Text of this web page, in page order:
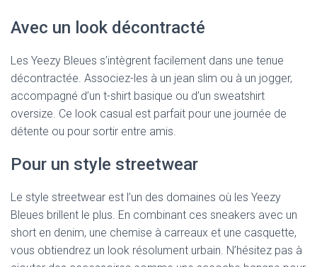
Avec un look décontracté
Les Yeezy Bleues s’intègrent facilement dans une tenue
décontractée. Associez-les à un jean slim ou à un jogger,
accompagné d’un t-shirt basique ou d’un sweatshirt
oversize. Ce look casual est parfait pour une journée de
détente ou pour sortir entre amis.
Pour un style streetwear
Le style streetwear est l’un des domaines où les Yeezy
Bleues brillent le plus. En combinant ces sneakers avec un
short en denim, une chemise à carreaux et une casquette,
vous obtiendrez un look résolument urbain. N’hésitez pas à